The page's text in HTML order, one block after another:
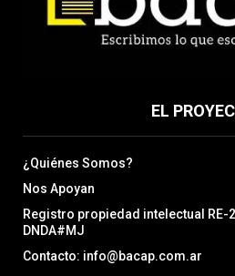
EL
¿Quiénes Somos?
Nos Apoyan
Registro propiedad intelectual RE-
DNDA#MJ
Contacto: info@bacap.com.ar